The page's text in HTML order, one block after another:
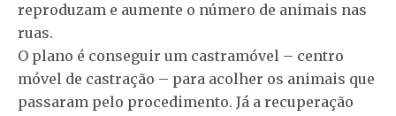
reproduzam e aumente o número de animais nas
ruas.
O plano é conseguir um castramóvel – centro
móvel de castração – para acolher os animais que
passaram pelo procedimento. Já a recuperação